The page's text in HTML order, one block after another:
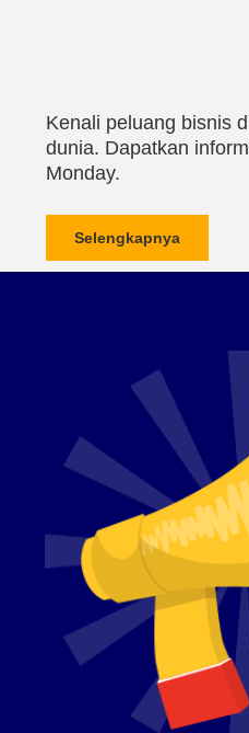
Kenali peluang bisnis
dunia. Dapatkan
Monday.
Selengkapnya